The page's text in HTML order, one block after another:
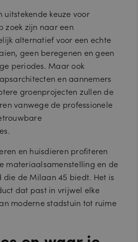
uitstekende keuze voor
zoek zijn naar een
alternatief voor een echte
geen beregenen en geen
periodes. Maar ook
en aannemers
groenprojecten zullen de
vanwege de professionele
en huisdieren profiteren
materiaalsamenstelling en de
de Milaan 45 biedt. Het is
dat past in vrijwel elke
moderne stadstuin tot ruime